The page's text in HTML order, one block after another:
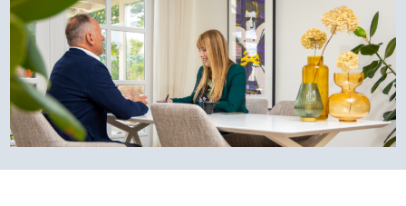
|email
Plan kennismaking
Carola Bloemer
Purmerend